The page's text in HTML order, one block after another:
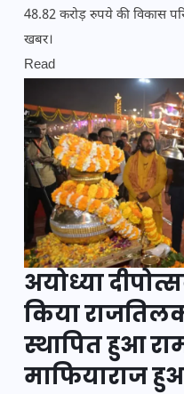
48.82 करोड़ रुपये की विकास
खबर।
Read
अयोध्या
किया
स्थापित हुआ
माफियाराज